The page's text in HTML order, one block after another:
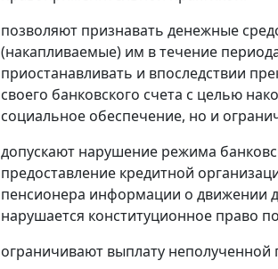
позволяют признавать денежные
(накапливаемые) им в течение
приостанавливать и впоследствии
своего банковского счета с целью
социальное обеспечение, но и
допускают нарушение режима
предоставление кредитной
пенсионера информации о движении
нарушается конституционное право
ограничивают выплату